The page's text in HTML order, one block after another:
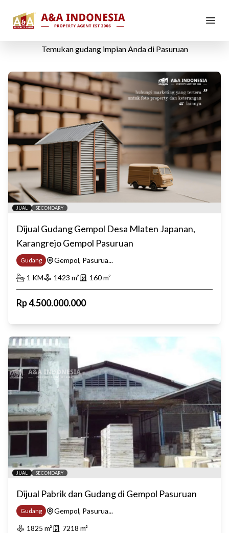
DijualGudangdi Pasuruan
Temukangudangimpian Anda di Pasuruan
JUAL SECONDARY
Dijual Gudang Gempol Desa Mlaten Japanan,
Karangrejo Gempol Pasuruan
Gudang
Gempol, Pasurua...
1 KM 1423 m² 160m²
Rp4.500.000.000
JUAL SECONDARY
Dijual Pabrik dan Gudang di Gempol Pasuruan
Gudang
Gempol, Pasurua...
1825 m² 7218 m²